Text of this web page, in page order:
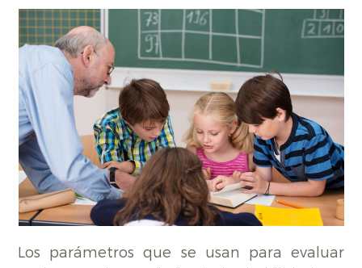
Los parámetros que se usan para evaluar